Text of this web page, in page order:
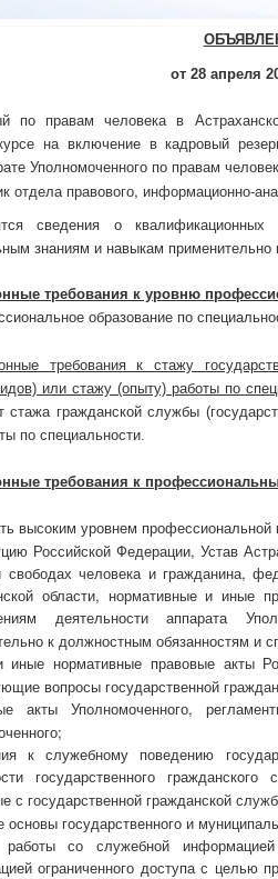
от 28 апреля
по правам человека в
на включение в кадровый
Уполномоченного по правам
отдела правового, информационно-
сведения о
знаниям и навыкам применительно
требования к уровню
образование по
требования к стажу
или стажу (опыту) работы по
стажа гражданской службы
по специальности.
требования к
высоким уровнем профессиональной
Российской Федерации, Устав
свободах человека и гражданина,
области, нормативные и иные
деятельности аппарата
к должностным обязанностям и
иные нормативные правовые акты
вопросы государственной
акты Уполномоченного,
к служебному поведению
государственного
с государственной гражданской
основы государственного и
работы со служебной
ограниченного доступа с целью